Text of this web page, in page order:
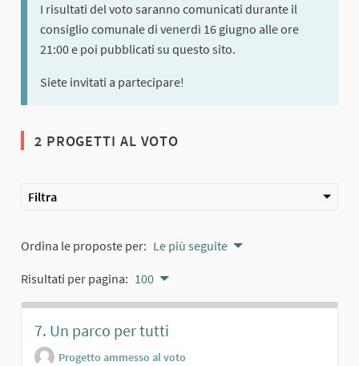
I risultati del voto saranno comunicati durante il
consiglio comunale di venerdì 16 giugno alle ore
21:00 e poi pubblicati su questo sito.
Siete invitati a partecipare!
2 PROGETTI AL VOTO
Filtra
Ordina le proposte per: Le più seguite
Risultati per pagina: 100
7. Un parco per tutti
Progetto ammesso al voto